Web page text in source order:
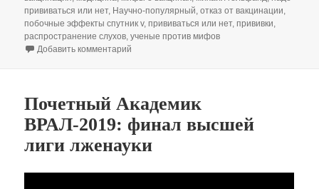
прививаться или нет, Научно-популярный,отказ от вакцинации,
побочные эффекты спутник v,прививаться или нет,прививки,
распространение слухов,ученые против мифов
Добавить комментарий
Почетный Академик
ВРАЛ-2019: финал высшей
лиги лженауки